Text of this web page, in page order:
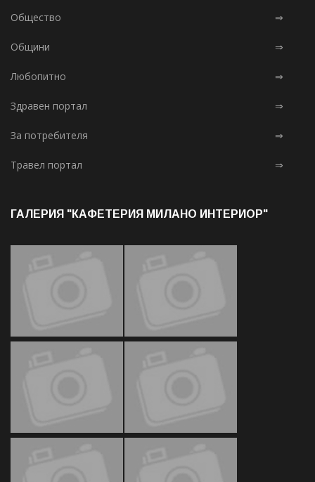
Общество ⇒
Общини ⇒
Любопитно ⇒
Здравен портал ⇒
За потребителя ⇒
Травел портал ⇒
ГАЛЕРИЯ "КАФЕТЕРИЯ МИЛАНО ИНТЕРИОР"